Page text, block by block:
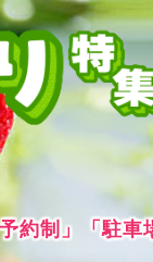
約制」「駐車